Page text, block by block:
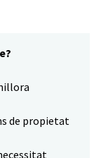
de propietat